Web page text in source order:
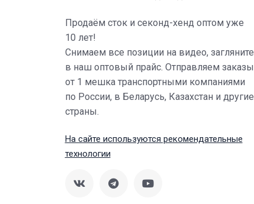
Продаём сток и секонд-хенд оптом уже
10 лет!
Снимаем все позиции на видео, загляните
в наш оптовый прайс. Отправляем заказы
от 1 мешка транспортными компаниями
по России, в Беларусь, Казахстан и другие
страны.
На сайте используются рекомендательные
технологии